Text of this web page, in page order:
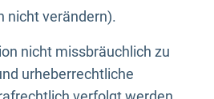
nicht verändern).
nicht missbräuchlich zu
urheberrechtliche